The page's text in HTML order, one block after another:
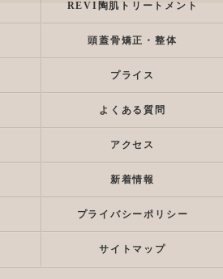
REVI陶肌トリートメント
頭蓋骨矯正・整体
プライス
よくある質問
アクセス
新着情報
プライバシーポリシー
サイトマップ